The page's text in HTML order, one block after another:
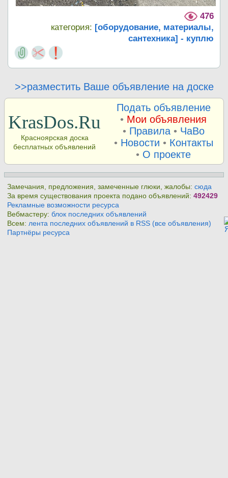
476
категория: [оборудование, материалы,
сантехника] - куплю
>>разместить Ваше объявление на доске
KrasDos.Ru
Красноярская доска
бесплатных объявлений
Подать объявление
• Мои объявления
• Правила• ЧаВо
• Новости • Контакты
• О проекте
Замечания, предложения, замеченные глюки, жалобы:сюда
За время существования проекта подано объявлений:492429
Рекламные возможности ресурса
Вебмастеру:блок последних объявлений
Всем: лента последних объявлений в RSS (все объявления)
Партнёры ресурса